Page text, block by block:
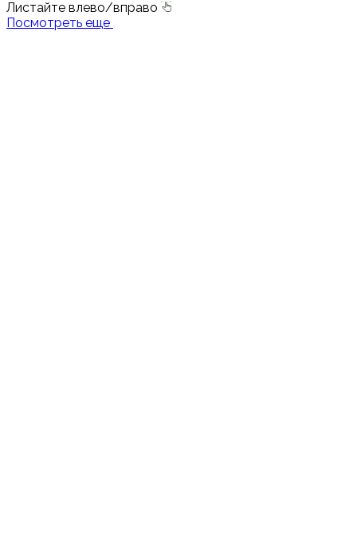
Листайте влево/вправо
Посмотреть еще